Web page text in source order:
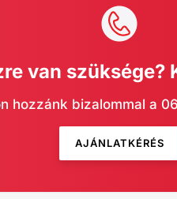
van szüksége?
hozzánk bizalommal a
AJÁNLATKÉRÉS